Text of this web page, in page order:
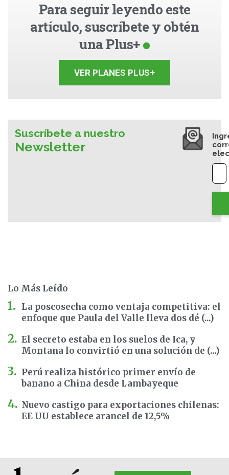
Para seguir leyendo este
artículo, suscríbete y obtén
una Plus+
VER PLANES PLUS+
Suscríbete a nuestro
Newsletter
Lo Más Leído
La poscosecha como ventaja competitiva: el
enfoque que Paula del Valle lleva dos dé (...)
El secreto estaba en los suelos de Ica, y
Montana lo convirtió en una solución de (...)
Perú realiza histórico primer envío de
banano a China desde Lambayeque
Nuevo castigo para exportaciones chilenas:
EE UU establece arancel de 12,5%